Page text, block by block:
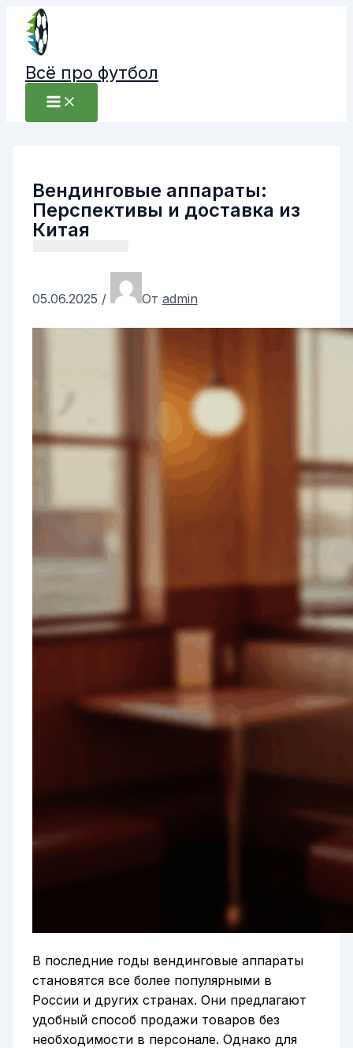
Перейти
содержимому
Всё про футбол
Вендинговые аппараты:
Перспективы и доставка из
Китая
05.06.2025 / От admin
В последние годы вендинговые аппараты
становятся все более популярными в
России и других странах. Они предлагают
удобный способ продажи товаров без
необходимости в персонале. Однако для